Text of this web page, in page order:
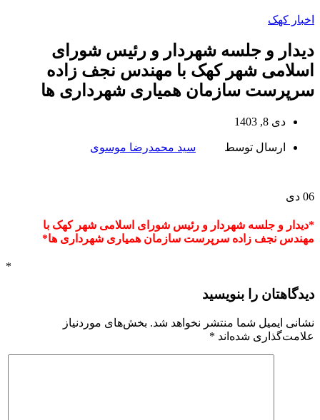
اخبار کهک
دیدار و جلسه شهردار و رئیس شورای
اسلامی شهر کهک با مهندس نجف زاده
سرپرست سازمان همیاری شهرداری ها
دی 8, 1403
ارسال توسط سید محمدرضا موسوی
06 دی
*دیدار و جلسه شهردار و رئیس شورای اسلامی شهر کهک با
مهندس نجف زاده سرپرست سازمان همیاری شهرداری ها*
*
دیدگاهتان را بنویسید
نشانی ایمیل شما منتشر نخواهد شد. بخش‌های موردنیاز
علامت‌گذاری شده‌اند *